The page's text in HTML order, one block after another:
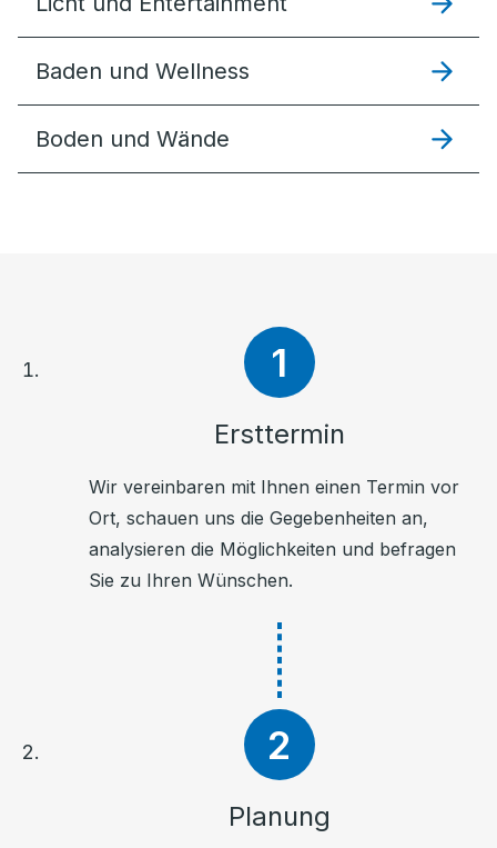
Baden und Wellness
Boden und Wände
Ersttermin
Wir vereinbaren mit Ihnen einen Termin vor
Ort, schauen uns die Gegebenheiten an,
analysieren die Möglichkeiten und befragen
Sie zu Ihren Wünschen.
Planung